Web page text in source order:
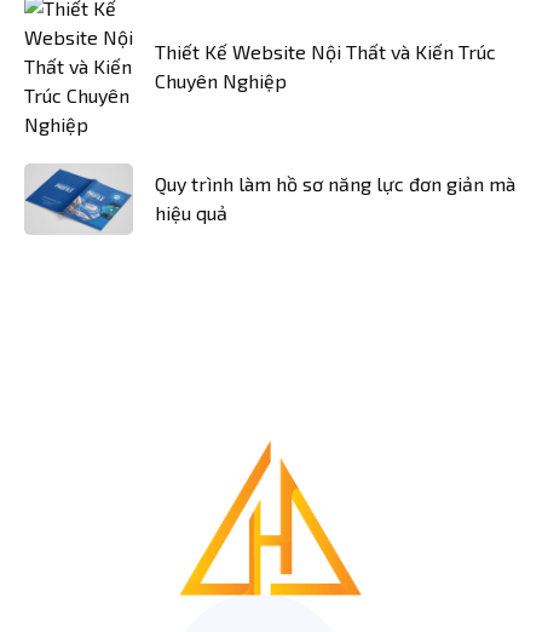
Thiết Kế Website Nội Thất và Kiến Trúc
Chuyên Nghiệp
Quy trình làm hồ sơ năng lực đơn giản mà
hiệu quả